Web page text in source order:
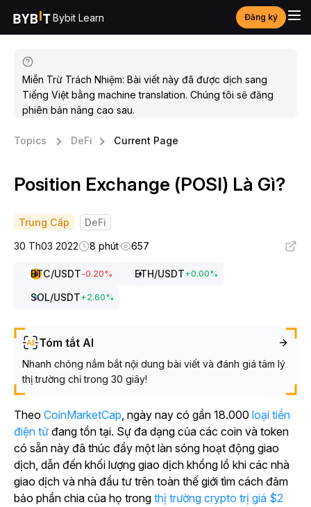
Bybit Learn Đăng ký
Miễn Trừ Trách Nhiệm: Bài viết này đã được dịch sang
Tiếng Việt bằng machine translation. Chúng tôi sẽ đăng
phiên bản nâng cao sau.
Topics DeFi Current Page
Position Exchange (POSI) Là Gì?
Trung Cấp
DeFi
30 Th03 2022
8 phút 657
BTC/USDT-0.20% ETH/USDT+0.00%
SOL/USDT+2.60%
Tóm tắt AI
Nhanh chóng nắm bắt nội dung bài viết và đánh giá tâm lý
thị trường chỉ trong 30 giây!
Theo CoinMarketCap, ngày nay có gần 18.000 loại tiền
điện tử đang tồn tại. Sự đa dạng của các coin và token
có sẵn này đã thúc đẩy một làn sóng hoạt động giao
dịch, dẫn đến khối lượng giao dịch khổng lồ khi các nhà
giao dịch và nhà đầu tư trên toàn thế giới tìm cách đảm
bảo phần chia của họ trong thị trường crypto trị giá $2